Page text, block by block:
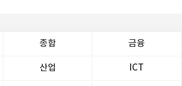
종합 금융
산업 ICT